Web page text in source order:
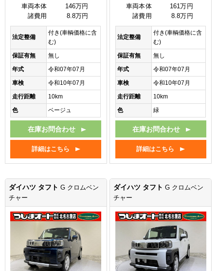
車両本体
146万円
諸費用
8.8万円
法定整備
付き(車輌価格に含
む)
保証有無
無し
年式
令和07年07月
車検
令和10年07月
走行距離
10km
色
ベージュ
在庫お問合わせ
詳細はこちら
車両本体
161万円
諸費用
8.8万円
法定整備
付き(車輌価格に含
む)
保証有無
無し
年式
令和07年07月
車検
令和10年07月
走行距離
10km
色
緑
在庫お問合わせ
詳細はこちら
ダイハツ タフト G クロムベン
チャー
ダイハツ タフトG クロムベン
チャー